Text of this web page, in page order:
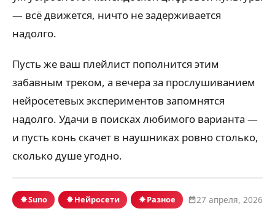
— всё движется, ничто не задерживается
надолго.
Пусть же ваш плейлист пополнится этим
забавным треком, а вечера за прослушиванием
нейросетевых экспериментов запомнятся
надолго. Удачи в поисках любимого варианта —
и пусть конь скачет в наушниках ровно столько,
сколько душе угодно.
Suno Нейросети Разное 27 апреля, 2026